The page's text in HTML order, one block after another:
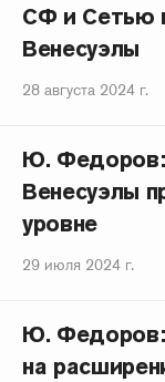
СФ и Сетью
Венесуэлы
28 августа 2024 г.
Ю.
Венесуэлы
уровне
29 июля 2024 г.
Ю.
на